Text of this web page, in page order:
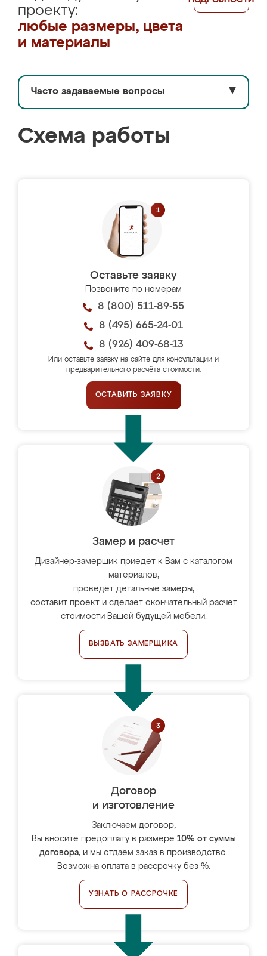
проекту:
любые размеры, цвета
и материалы
Часто задаваемые вопросы ▼
Схема работы
Оставьте заявку
Позвоните по номерам
8 (800) 511-89-55
8 (495) 665-24-01
8 (926) 409-68-13
Или оставьте заявку на сайте для консультации и
предварительного расчёта стоимости.
ОСТАВИТЬ ЗАЯВКУ
Замер и расчет
Дизайнер-замерщик приедет к Вам с каталогом
материалов,
проведёт детальные замеры,
составит проект и сделает окончательный расчёт
стоимости Вашей будущей мебели.
ВЫЗВАТЬ ЗАМЕРЩИКА
Договор
и изготовление
Заключаем договор,
Вы вносите предоплату в размере 10% от суммы
договора, и мы отдаём заказ в производство.
Возможна оплата в рассрочку без %.
УЗНАТЬ О РАССРОЧКЕ